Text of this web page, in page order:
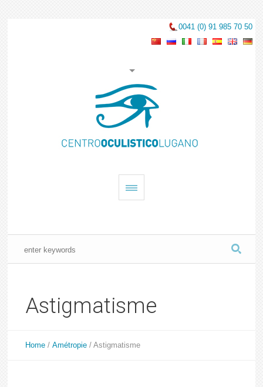
0041 (0) 91 985 70 50
Astigmatisme
Home /Amétropie /Astigmatisme